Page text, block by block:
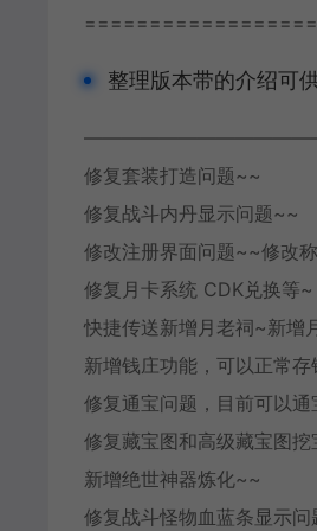
整理版本带的介绍可
修复套装打造问题~~
修复战斗内丹显示问题~~
修改注册界面问题~~修改
修复月卡系统 CDK兑换等~
快捷传送新增月老祠~新增
新增钱庄功能，可以正常
修复通宝问题，目前可以
修复藏宝图和高级藏宝图
新增绝世神器炼化~~
修复战斗怪物血蓝条显示问